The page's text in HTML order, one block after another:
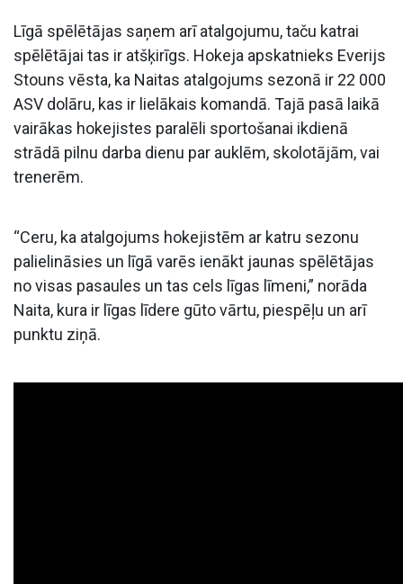
Līgā spēlētājas saņem arī atalgojumu, taču katrai
spēlētājai tas ir atšķirīgs. Hokeja apskatnieks Everijs
Stouns vēsta, ka Naitas atalgojums sezonā ir 22 000
ASV dolāru, kas ir lielākais komandā. Tajā pasā laikā
vairākas hokejistes paralēli sportošanai ikdienā
strādā pilnu darba dienu par auklēm, skolotājām, vai
trenerēm.
“Ceru, ka atalgojums hokejistēm ar katru sezonu
palielināsies un līgā varēs ienākt jaunas spēlētājas
no visas pasaules un tas cels līgas līmeni,” norāda
Naita, kura ir līgas līdere gūto vārtu, piespēļu un arī
punktu ziņā.